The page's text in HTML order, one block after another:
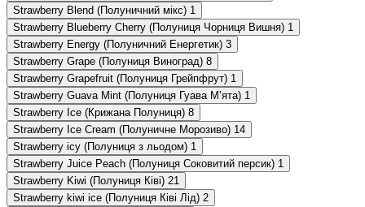
Strawberry Blend (Полуничний мікс) 1
Strawberry Blueberry Cherry (Полуниця Чорниця Вишня) 1
Strawberry Energy (Полуничний Енергетик) 3
Strawberry Grape (Полуниця Виноград) 8
Strawberry Grapefruit (Полуниця Грейпфрут) 1
Strawberry Guava Mint (Полуниця Гуава Мʼята) 1
Strawberry Ice (Крижана Полуниця) 8
Strawberry Ice Cream (Полуничне Морозиво) 14
Strawberry icy (Полуниця з льодом) 1
Strawberry Juice Peach (Полуниця Соковитий персик) 1
Strawberry Kiwi (Полуниця Ківі) 21
Strawberry kiwi ice (Полуниця Ківі Лід) 2